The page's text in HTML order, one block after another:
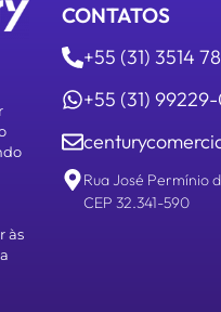
às
CONTATOS
+55 (31) 3514
+55 (31)
Rua José Permínio
CEP 32.341-590